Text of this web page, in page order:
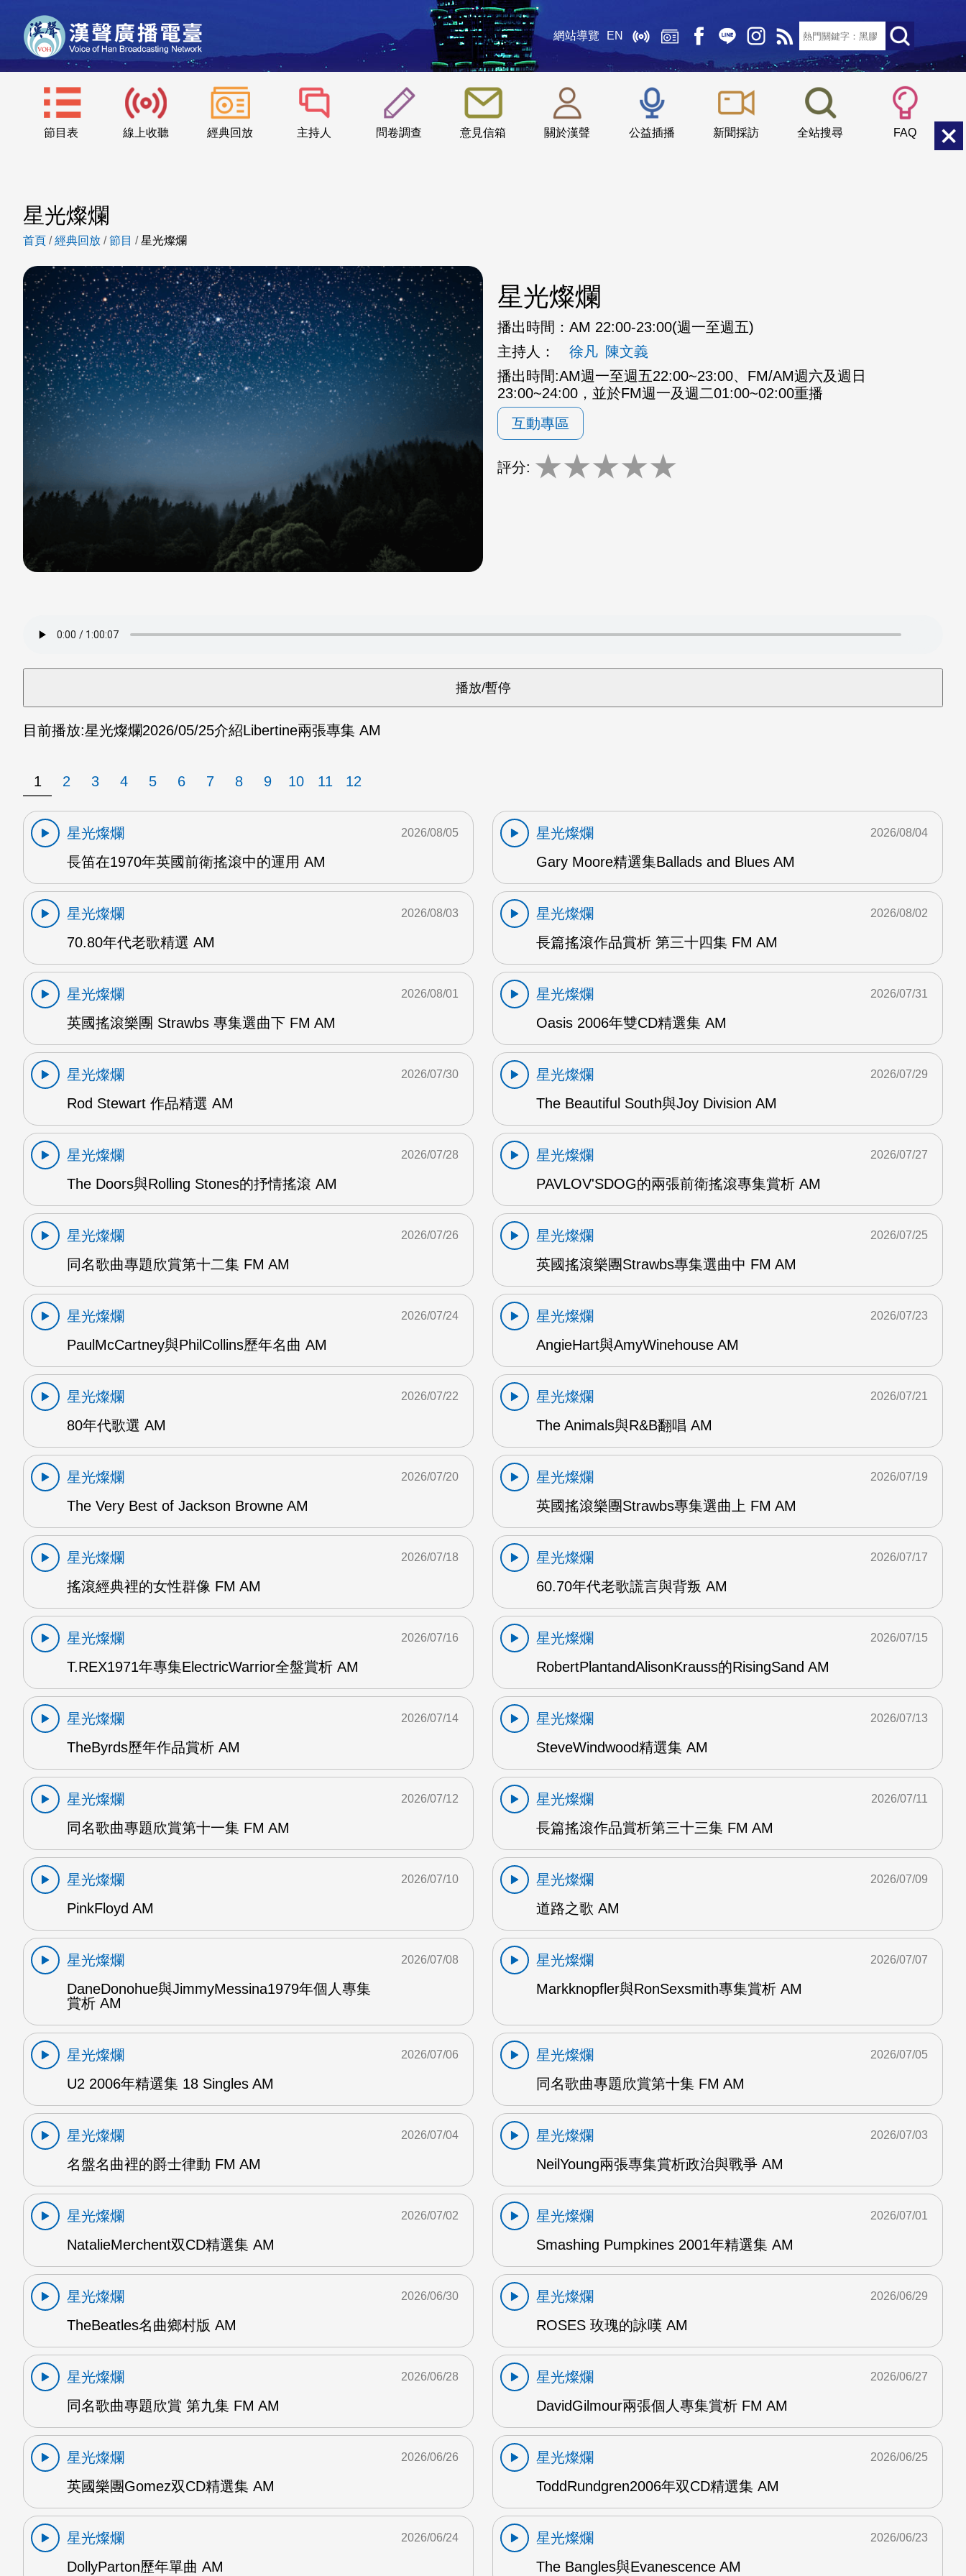
網站導覽 EN
節目表 線上收聽 經典回放 主持人 問卷調查 意見信箱 關於漢聲 公益插播 新聞採訪 全站搜尋 FAQ
::: 小 中
星光燦爛
首頁 /經典回放 /節目 /星光燦爛
星光燦爛
播出時間： AM 22:00-23:00(週一至週五)
主持人：
徐凡 陳文義
播出時間:AM週一至週五22:00~23:00、FM/AM週六及週日
23:00~24:00，並於FM週一及週二01:00~02:00重播
互動專區
評分: ★★★★★
目前播放:星光燦爛2026/05/25介紹Libertine兩張專集 AM
1 2 3 4 5 6 7 8 9 10 11 12
星光燦爛
長笛在1970年英國前衛搖滾中的運用 AM
2026/08/05
星光燦爛
Gary Moore精選集Ballads and Blues AM
2026/08/04
星光燦爛
70.80年代老歌精選 AM
2026/08/03
星光燦爛
長篇搖滾作品賞析 第三十四集 FM AM
2026/08/02
星光燦爛
英國搖滾樂團 Strawbs 專集選曲下 FM AM
2026/08/01
星光燦爛
Oasis 2006年雙CD精選集 AM
2026/07/31
星光燦爛
Rod Stewart 作品精選 AM
2026/07/30
星光燦爛
The Beautiful South與Joy Division AM
2026/07/29
星光燦爛
The Doors與Rolling Stones的抒情搖滾 AM
2026/07/28
星光燦爛
PAVLOV'SDOG的兩張前衛搖滾專集賞析 AM
2026/07/27
星光燦爛
同名歌曲專題欣賞第十二集 FM AM
2026/07/26
星光燦爛
英國搖滾樂團Strawbs專集選曲中 FM AM
2026/07/25
星光燦爛
PaulMcCartney與PhilCollins歷年名曲 AM
2026/07/24
星光燦爛
AngieHart與AmyWinehouse AM
2026/07/23
星光燦爛
80年代歌選 AM
2026/07/22
星光燦爛
The Animals與R&B翻唱 AM
2026/07/21
星光燦爛
The Very Best of Jackson Browne AM
2026/07/20
星光燦爛
英國搖滾樂團Strawbs專集選曲上 FM AM
2026/07/19
星光燦爛
搖滾經典裡的女性群像 FM AM
2026/07/18
星光燦爛
60.70年代老歌謊言與背叛 AM
2026/07/17
星光燦爛
T.REX1971年專集ElectricWarrior全盤賞析 AM
2026/07/16
星光燦爛
RobertPlantandAlisonKrauss的RisingSand AM
2026/07/15
星光燦爛
TheByrds歷年作品賞析 AM
2026/07/14
星光燦爛
SteveWindwood精選集 AM
2026/07/13
星光燦爛
同名歌曲專題欣賞第十一集 FM AM
2026/07/12
星光燦爛
長篇搖滾作品賞析第三十三集 FM AM
2026/07/11
星光燦爛
PinkFloyd AM
2026/07/10
星光燦爛
道路之歌 AM
2026/07/09
星光燦爛
DaneDonohue與JimmyMessina1979年個人專集
賞析 AM
2026/07/08
星光燦爛
Markknopfler與RonSexsmith專集賞析 AM
2026/07/07
星光燦爛
U2 2006年精選集 18 Singles AM
2026/07/06
星光燦爛
同名歌曲專題欣賞第十集 FM AM
2026/07/05
星光燦爛
名盤名曲裡的爵士律動 FM AM
2026/07/04
星光燦爛
NeilYoung兩張專集賞析政治與戰爭 AM
2026/07/03
星光燦爛
NatalieMerchent双CD精選集 AM
2026/07/02
星光燦爛
Smashing Pumpkines 2001年精選集 AM
2026/07/01
星光燦爛
TheBeatles名曲鄉村版 AM
2026/06/30
星光燦爛
ROSES 玫瑰的詠嘆 AM
2026/06/29
星光燦爛
同名歌曲專題欣賞 第九集 FM AM
2026/06/28
星光燦爛
DavidGilmour兩張個人專集賞析 FM AM
2026/06/27
星光燦爛
英國樂團Gomez双CD精選集 AM
2026/06/26
星光燦爛
ToddRundgren2006年双CD精選集 AM
2026/06/25
星光燦爛
DollyParton歷年單曲 AM
2026/06/24
星光燦爛
The Bangles與Evanescence AM
2026/06/23